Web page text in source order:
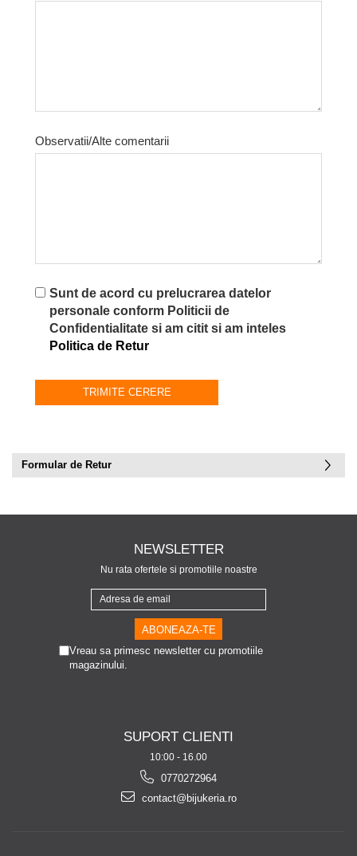
Observatii/Alte comentarii
Sunt de acord cu prelucrarea datelor
personale conform Politicii de
Confidentialitate si am citit si am inteles
Politica de Retur
Formular de Retur
NEWSLETTER
Nu rata ofertele si promotiile noastre
Vreau sa primesc newsletter cu promotiile
magazinului.
SUPORT CLIENTI
10:00 - 16.00
0770272964
contact@bijukeria.ro